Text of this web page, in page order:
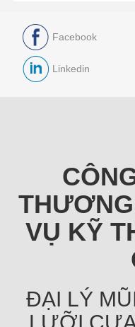
Facebook
Linkedin
VỤ KỸ
ĐẠI LÝ